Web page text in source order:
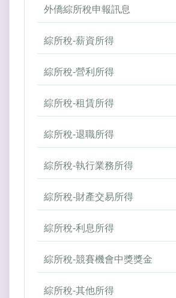
外僑綜所稅申報訊息
綜所稅-薪資所得
綜所稅-營利所得
綜所稅-租賃所得
綜所稅-退職所得
綜所稅-執行業務所得
綜所稅-財產交易所得
綜所稅-利息所得
綜所稅-競賽機會中獎獎金
綜所稅-其他所得